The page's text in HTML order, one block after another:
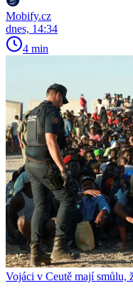
Mobify.cz
dnes, 14:34
4 min
Vojáci v Ceutě mají smůlu,